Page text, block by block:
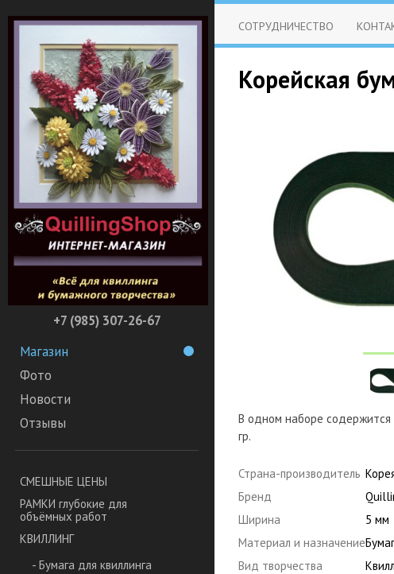
+7 (985) 307-26-67
Магазин
Фото
Новости
Отзывы
СМЕШНЫЕ ЦЕНЫ
РАМКИ глубокие для
объёмных работ
КВИЛЛИНГ
- Бумага для квиллинга
СОТРУДНИЧЕСТВО
Корейская
В одном наборе содержится
гр.
Страна-производитель
Бренд
Ширина
5 мм
Материал и назначение
Вид творчества